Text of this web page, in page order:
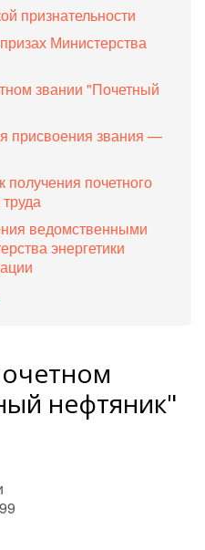
признательности
Министерства
звании "Почетный
присвоения звания —
почетного
ведомственными
энергетики
нефтяник"